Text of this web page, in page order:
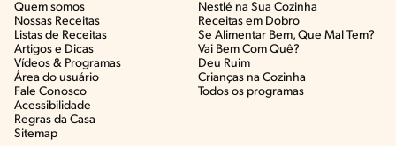
Quem somos
Nossas Receitas
Listas de Receitas​
Artigos e Dicas​
Vídeos & Programas​
Área do usuário
Fale Conosco
Acessibilidade
Regras da Casa
Sitemap
Nestlé na Sua Cozinha
Receitas em Dobro
Se Alimentar Bem, Que Mal Tem?​
Vai Bem Com Quê?​
Deu Ruim​
Crianças na Cozinha​
Todos os programas